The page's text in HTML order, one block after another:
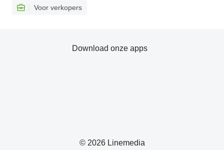
Voor verkopers
© 2026 Linemedia
Download onze apps